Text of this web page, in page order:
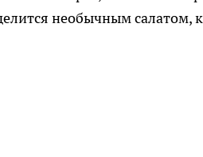
необычным салатом,